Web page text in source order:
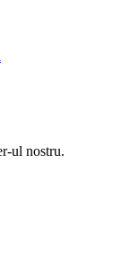
ul nostru.